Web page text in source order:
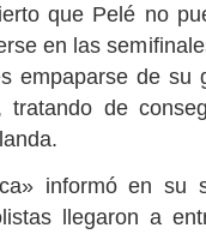
que Pelé no
en las
empaparse de
tratando de
informó en su
llegaron a